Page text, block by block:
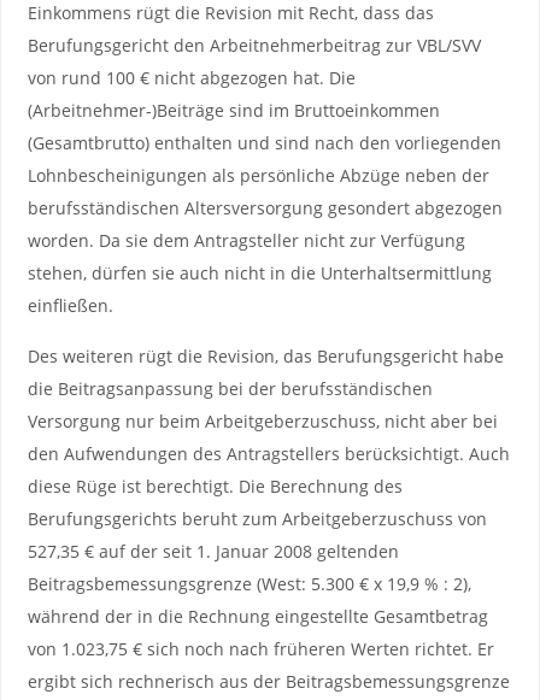
Einkommens rügt die Revision mit Recht, dass das
Berufungsgericht den Arbeitnehmerbeitrag zur VBL/SVV
von rund 100 € nicht abgezogen hat. Die
(Arbeitnehmer-)Beiträge sind im Bruttoeinkommen
(Gesamtbrutto) enthalten und sind nach den vorliegenden
Lohnbescheinigungen als persönliche Abzüge neben der
berufsständischen Altersversorgung gesondert abgezogen
worden. Da sie dem Antragsteller nicht zur Verfügung
stehen, dürfen sie auch nicht in die Unterhaltsermittlung
einfließen.
Des weiteren rügt die Revision, das Berufungsgericht habe
die Beitragsanpassung bei der berufsständischen
Versorgung nur beim Arbeitgeberzuschuss, nicht aber bei
den Aufwendungen des Antragstellers berücksichtigt. Auch
diese Rüge ist berechtigt. Die Berechnung des
Berufungsgerichts beruht zum Arbeitgeberzuschuss von
527,35 € auf der seit 1. Januar 2008 geltenden
Beitragsbemessungsgrenze (West: 5.300 € x 19,9 % : 2),
während der in die Rechnung eingestellte Gesamtbetrag
von 1.023,75 € sich noch nach früheren Werten richtet. Er
ergibt sich rechnerisch aus der Beitragsbemessungsgrenze